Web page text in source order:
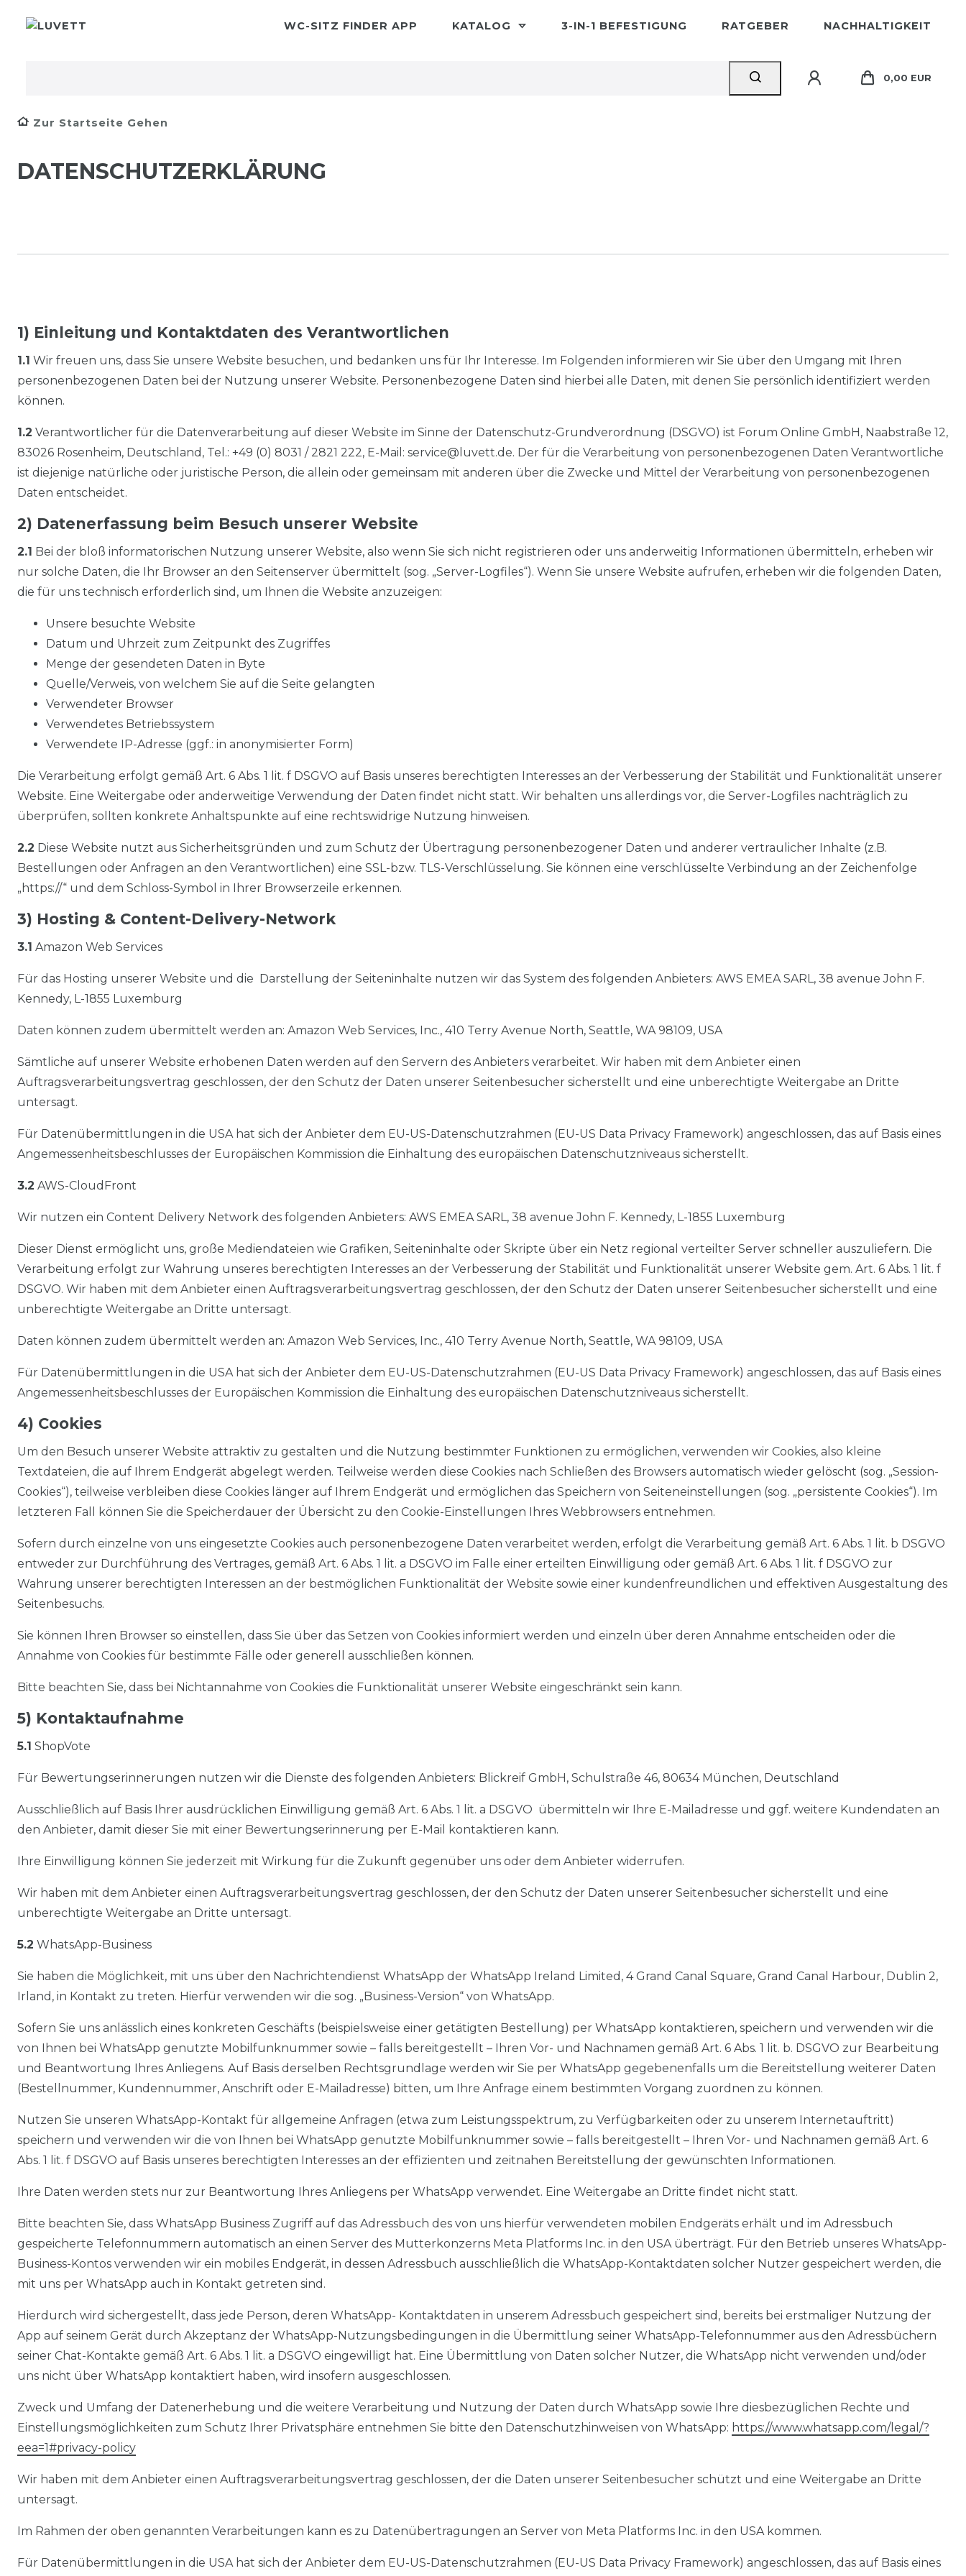
WC-SITZ FINDER APP KATALOG 3-IN-1 BEFESTIGUNG RATGEBER NACHHALTIGKEIT
0,00 EUR
Zur Startseite Gehen
DATEN­SCHUTZ­ERKLÄRUNG
1) Einleitung und Kontaktdaten des Verantwortlichen
1.1 Wir freuen uns, dass Sie unsere Website besuchen, und bedanken uns für Ihr Interesse. Im Folgenden informieren wir Sie über den Umgang mit Ihren
personenbezogenen Daten bei der Nutzung unserer Website. Personenbezogene Daten sind hierbei alle Daten, mit denen Sie persönlich identifiziert werden
können.
1.2 Verantwortlicher für die Datenverarbeitung auf dieser Website im Sinne der Datenschutz-Grundverordnung (DSGVO) ist Forum Online GmbH, Naabstraße 12,
83026 Rosenheim, Deutschland, Tel.: +49 (0) 8031 / 2821 222, E-Mail: service@luvett.de. Der für die Verarbeitung von personenbezogenen Daten Verantwortliche
ist diejenige natürliche oder juristische Person, die allein oder gemeinsam mit anderen über die Zwecke und Mittel der Verarbeitung von personenbezogenen
Daten entscheidet.
2) Datenerfassung beim Besuch unserer Website
2.1 Bei der bloß informatorischen Nutzung unserer Website, also wenn Sie sich nicht registrieren oder uns anderweitig Informationen übermitteln, erheben wir
nur solche Daten, die Ihr Browser an den Seitenserver übermittelt (sog. „Server-Logfiles“). Wenn Sie unsere Website aufrufen, erheben wir die folgenden Daten,
die für uns technisch erforderlich sind, um Ihnen die Website anzuzeigen:
Unsere besuchte Website
Datum und Uhrzeit zum Zeitpunkt des Zugriffes
Menge der gesendeten Daten in Byte
Quelle/Verweis, von welchem Sie auf die Seite gelangten
Verwendeter Browser
Verwendetes Betriebssystem
Verwendete IP-Adresse (ggf.: in anonymisierter Form)
Die Verarbeitung erfolgt gemäß Art. 6 Abs. 1 lit. f DSGVO auf Basis unseres berechtigten Interesses an der Verbesserung der Stabilität und Funktionalität unserer
Website. Eine Weitergabe oder anderweitige Verwendung der Daten findet nicht statt. Wir behalten uns allerdings vor, die Server-Logfiles nachträglich zu
überprüfen, sollten konkrete Anhaltspunkte auf eine rechtswidrige Nutzung hinweisen.
2.2 Diese Website nutzt aus Sicherheitsgründen und zum Schutz der Übertragung personenbezogener Daten und anderer vertraulicher Inhalte (z.B.
Bestellungen oder Anfragen an den Verantwortlichen) eine SSL-bzw. TLS-Verschlüsselung. Sie können eine verschlüsselte Verbindung an der Zeichenfolge
„https://“ und dem Schloss-Symbol in Ihrer Browserzeile erkennen.
3) Hosting & Content-Delivery-Network
3.1 Amazon Web Services
Für das Hosting unserer Website und die Darstellung der Seiteninhalte nutzen wir das System des folgenden Anbieters: AWS EMEA SARL, 38 avenue John F.
Kennedy, L-1855 Luxemburg
Daten können zudem übermittelt werden an: Amazon Web Services, Inc., 410 Terry Avenue North, Seattle, WA 98109, USA
Sämtliche auf unserer Website erhobenen Daten werden auf den Servern des Anbieters verarbeitet. Wir haben mit dem Anbieter einen
Auftragsverarbeitungsvertrag geschlossen, der den Schutz der Daten unserer Seitenbesucher sicherstellt und eine unberechtigte Weitergabe an Dritte
untersagt.
Für Datenübermittlungen in die USA hat sich der Anbieter dem EU-US-Datenschutzrahmen (EU-US Data Privacy Framework) angeschlossen, das auf Basis eines
Angemessenheitsbeschlusses der Europäischen Kommission die Einhaltung des europäischen Datenschutzniveaus sicherstellt.
3.2 AWS-CloudFront
Wir nutzen ein Content Delivery Network des folgenden Anbieters: AWS EMEA SARL, 38 avenue John F. Kennedy, L-1855 Luxemburg
Dieser Dienst ermöglicht uns, große Mediendateien wie Grafiken, Seiteninhalte oder Skripte über ein Netz regional verteilter Server schneller auszuliefern. Die
Verarbeitung erfolgt zur Wahrung unseres berechtigten Interesses an der Verbesserung der Stabilität und Funktionalität unserer Website gem. Art. 6 Abs. 1 lit. f
DSGVO. Wir haben mit dem Anbieter einen Auftragsverarbeitungsvertrag geschlossen, der den Schutz der Daten unserer Seitenbesucher sicherstellt und eine
unberechtigte Weitergabe an Dritte untersagt.
Daten können zudem übermittelt werden an: Amazon Web Services, Inc., 410 Terry Avenue North, Seattle, WA 98109, USA
Für Datenübermittlungen in die USA hat sich der Anbieter dem EU-US-Datenschutzrahmen (EU-US Data Privacy Framework) angeschlossen, das auf Basis eines
Angemessenheitsbeschlusses der Europäischen Kommission die Einhaltung des europäischen Datenschutzniveaus sicherstellt.
4) Cookies
Um den Besuch unserer Website attraktiv zu gestalten und die Nutzung bestimmter Funktionen zu ermöglichen, verwenden wir Cookies, also kleine
Textdateien, die auf Ihrem Endgerät abgelegt werden. Teilweise werden diese Cookies nach Schließen des Browsers automatisch wieder gelöscht (sog. „Session-
Cookies“), teilweise verbleiben diese Cookies länger auf Ihrem Endgerät und ermöglichen das Speichern von Seiteneinstellungen (sog. „persistente Cookies“). Im
letzteren Fall können Sie die Speicherdauer der Übersicht zu den Cookie-Einstellungen Ihres Webbrowsers entnehmen.
Sofern durch einzelne von uns eingesetzte Cookies auch personenbezogene Daten verarbeitet werden, erfolgt die Verarbeitung gemäß Art. 6 Abs. 1 lit. b DSGVO
entweder zur Durchführung des Vertrages, gemäß Art. 6 Abs. 1 lit. a DSGVO im Falle einer erteilten Einwilligung oder gemäß Art. 6 Abs. 1 lit. f DSGVO zur
Wahrung unserer berechtigten Interessen an der bestmöglichen Funktionalität der Website sowie einer kundenfreundlichen und effektiven Ausgestaltung des
Seitenbesuchs.
Sie können Ihren Browser so einstellen, dass Sie über das Setzen von Cookies informiert werden und einzeln über deren Annahme entscheiden oder die
Annahme von Cookies für bestimmte Fälle oder generell ausschließen können.
Bitte beachten Sie, dass bei Nichtannahme von Cookies die Funktionalität unserer Website eingeschränkt sein kann.
5) Kontaktaufnahme
5.1 ShopVote
Für Bewertungserinnerungen nutzen wir die Dienste des folgenden Anbieters: Blickreif GmbH, Schulstraße 46, 80634 München, Deutschland
Ausschließlich auf Basis Ihrer ausdrücklichen Einwilligung gemäß Art. 6 Abs. 1 lit. a DSGVO übermitteln wir Ihre E-Mailadresse und ggf. weitere Kundendaten an
den Anbieter, damit dieser Sie mit einer Bewertungserinnerung per E-Mail kontaktieren kann.
Ihre Einwilligung können Sie jederzeit mit Wirkung für die Zukunft gegenüber uns oder dem Anbieter widerrufen.
Wir haben mit dem Anbieter einen Auftragsverarbeitungsvertrag geschlossen, der den Schutz der Daten unserer Seitenbesucher sicherstellt und eine
unberechtigte Weitergabe an Dritte untersagt.
5.2 WhatsApp-Business
Sie haben die Möglichkeit, mit uns über den Nachrichtendienst WhatsApp der WhatsApp Ireland Limited, 4 Grand Canal Square, Grand Canal Harbour, Dublin 2,
Irland, in Kontakt zu treten. Hierfür verwenden wir die sog. „Business-Version“ von WhatsApp.
Sofern Sie uns anlässlich eines konkreten Geschäfts (beispielsweise einer getätigten Bestellung) per WhatsApp kontaktieren, speichern und verwenden wir die
von Ihnen bei WhatsApp genutzte Mobilfunknummer sowie – falls bereitgestellt – Ihren Vor- und Nachnamen gemäß Art. 6 Abs. 1 lit. b. DSGVO zur Bearbeitung
und Beantwortung Ihres Anliegens. Auf Basis derselben Rechtsgrundlage werden wir Sie per WhatsApp gegebenenfalls um die Bereitstellung weiterer Daten
(Bestellnummer, Kundennummer, Anschrift oder E-Mailadresse) bitten, um Ihre Anfrage einem bestimmten Vorgang zuordnen zu können.
Nutzen Sie unseren WhatsApp-Kontakt für allgemeine Anfragen (etwa zum Leistungsspektrum, zu Verfügbarkeiten oder zu unserem Internetauftritt)
speichern und verwenden wir die von Ihnen bei WhatsApp genutzte Mobilfunknummer sowie – falls bereitgestellt – Ihren Vor- und Nachnamen gemäß Art. 6
Abs. 1 lit. f DSGVO auf Basis unseres berechtigten Interesses an der effizienten und zeitnahen Bereitstellung der gewünschten Informationen.
Ihre Daten werden stets nur zur Beantwortung Ihres Anliegens per WhatsApp verwendet. Eine Weitergabe an Dritte findet nicht statt.
Bitte beachten Sie, dass WhatsApp Business Zugriff auf das Adressbuch des von uns hierfür verwendeten mobilen Endgeräts erhält und im Adressbuch
gespeicherte Telefonnummern automatisch an einen Server des Mutterkonzerns Meta Platforms Inc. in den USA überträgt. Für den Betrieb unseres WhatsApp-
Business-Kontos verwenden wir ein mobiles Endgerät, in dessen Adressbuch ausschließlich die WhatsApp-Kontaktdaten solcher Nutzer gespeichert werden, die
mit uns per WhatsApp auch in Kontakt getreten sind.
Hierdurch wird sichergestellt, dass jede Person, deren WhatsApp- Kontaktdaten in unserem Adressbuch gespeichert sind, bereits bei erstmaliger Nutzung der
App auf seinem Gerät durch Akzeptanz der WhatsApp-Nutzungsbedingungen in die Übermittlung seiner WhatsApp-Telefonnummer aus den Adressbüchern
seiner Chat-Kontakte gemäß Art. 6 Abs. 1 lit. a DSGVO eingewilligt hat. Eine Übermittlung von Daten solcher Nutzer, die WhatsApp nicht verwenden und/oder
uns nicht über WhatsApp kontaktiert haben, wird insofern ausgeschlossen.
Zweck und Umfang der Datenerhebung und die weitere Verarbeitung und Nutzung der Daten durch WhatsApp sowie Ihre diesbezüglichen Rechte und
Einstellungsmöglichkeiten zum Schutz Ihrer Privatsphäre entnehmen Sie bitte den Datenschutzhinweisen von WhatsApp: https://www.whatsapp.com/legal /?
eea=1#privacy-policy
Wir haben mit dem Anbieter einen Auftragsverarbeitungsvertrag geschlossen, der die Daten unserer Seitenbesucher schützt und eine Weitergabe an Dritte
untersagt.
Im Rahmen der oben genannten Verarbeitungen kann es zu Datenübertragungen an Server von Meta Platforms Inc. in den USA kommen.
Für Datenübermittlungen in die USA hat sich der Anbieter dem EU-US-Datenschutzrahmen (EU-US Data Privacy Framework) angeschlossen, das auf Basis eines